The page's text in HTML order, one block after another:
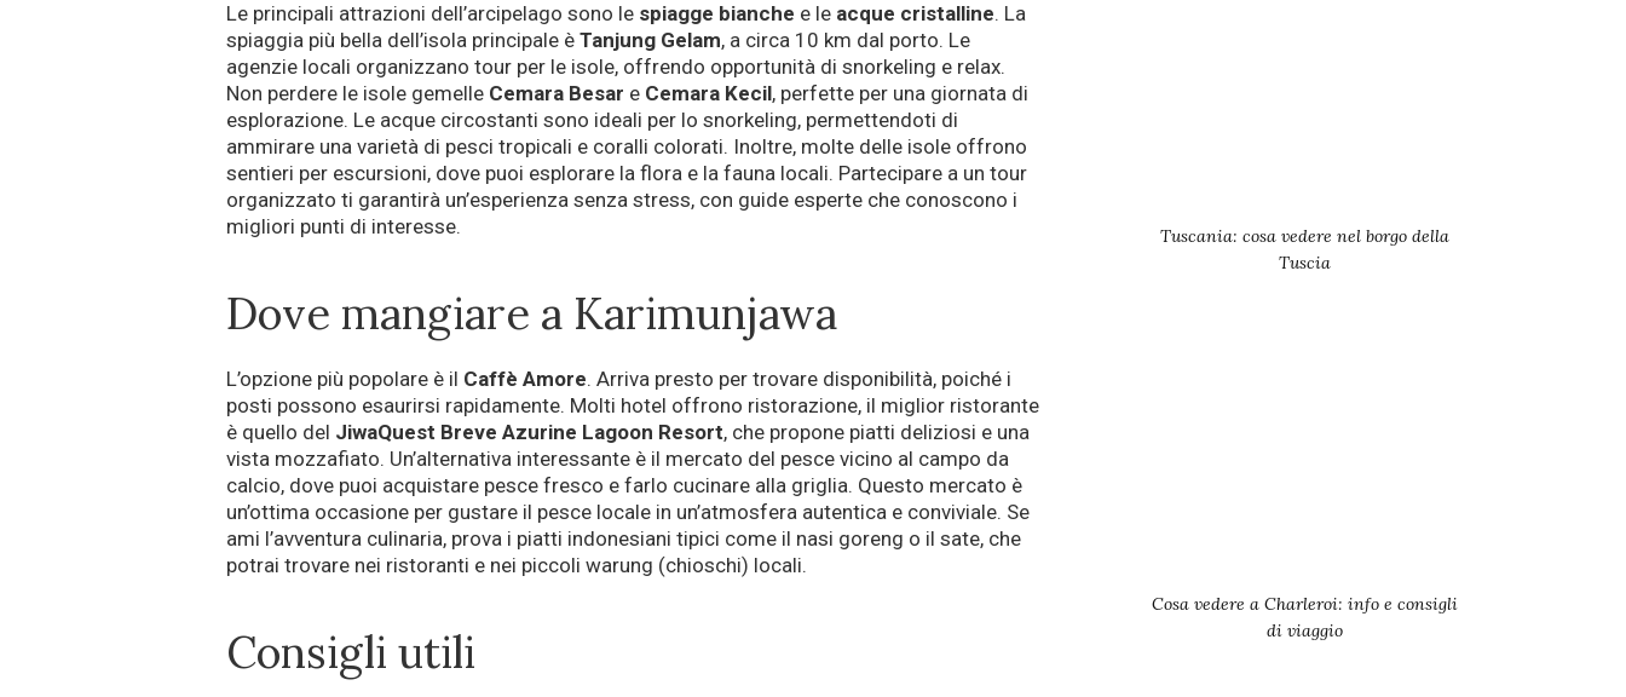
Le principali attrazioni dell’arcipelago sono le spiagge bianche e le acque cristalline. La
spiaggia più bella dell’isola principale è Tanjung Gelam, a circa 10 km dal porto. Le
agenzie locali organizzano tour per le isole, offrendo opportunità di snorkeling e relax.
Non perdere le isole gemelle Cemara Besar e Cemara Kecil, perfette per una giornata di
esplorazione. Le acque circostanti sono ideali per lo snorkeling, permettendoti di
ammirare una varietà di pesci tropicali e coralli colorati. Inoltre, molte delle isole offrono
sentieri per escursioni, dove puoi esplorare la flora e la fauna locali. Partecipare a un tour
organizzato ti garantirà un’esperienza senza stress, con guide esperte che conoscono i
migliori punti di interesse.
Dove mangiare a Karimunjawa
L’opzione più popolare è il Caffè Amore. Arriva presto per trovare disponibilità, poiché i
posti possono esaurirsi rapidamente. Molti hotel offrono ristorazione, il miglior ristorante
è quello del JiwaQuest Breve Azurine Lagoon Resort, che propone piatti deliziosi e una
vista mozzafiato. Un’alternativa interessante è il mercato del pesce vicino al campo da
calcio, dove puoi acquistare pesce fresco e farlo cucinare alla griglia. Questo mercato è
un’ottima occasione per gustare il pesce locale in un’atmosfera autentica e conviviale. Se
ami l’avventura culinaria, prova i piatti indonesiani tipici come il nasi goreng o il sate, che
potrai trovare nei ristoranti e nei piccoli warung (chioschi) locali.
Consigli utili
Tuscania: cosa vedere nel borgo della
Tuscia
Cosa vedere a Charleroi: info e consigli
di viaggio